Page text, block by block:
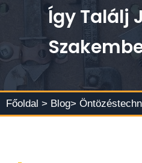
Így Találj
Főoldal > Blog>